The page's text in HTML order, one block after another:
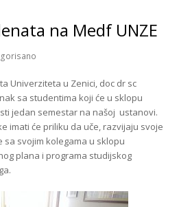
na Medf UNZE
Univerziteta u Zenici, doc dr sc
sa studentima koji će u sklopu
jedan semestar na našoj ustanovi.
imati će priliku da uče, razvijaju svoje
sa svojim kolegama u sklopu
plana i programa studijskog